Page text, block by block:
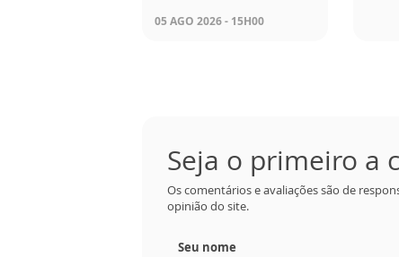
05 AGO 2026 - 15H00
Seja o primeiro a
Os comentários e avaliações são de
opinião do site.
Seu nome